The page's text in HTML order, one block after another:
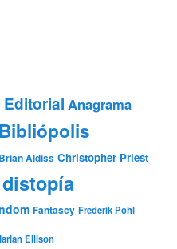
Anagrama
Bibliópolis
Brian Aldiss Christopher Priest
distopía
Fantascy Frederik Pohl
Ellison